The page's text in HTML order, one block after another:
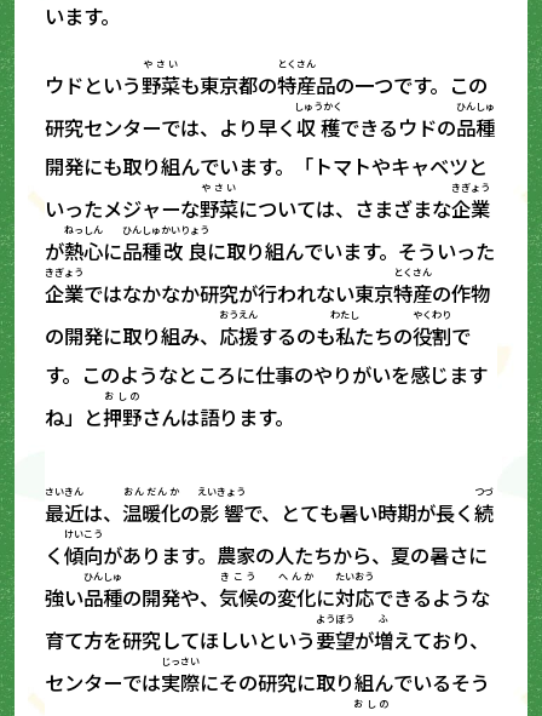
います。
ウドという野菜
やさい
も東京都の特産
とくさん
品の一つです。この
研究センターでは、より早く収穫
しゅうかく
できるウドの品種
ひんしゅ
開発にも取り組んでいます。「トマトやキャベツと
いったメジャーな野菜
やさい
については、さまざまな企業
きぎょう
が熱心
ねっしん
に品種
ひんしゅ
改良
かいりょう
に取り組んでいます。そういった
企業
きぎょう
ではなかなか研究が行われない東京特産
とくさん
の作物
の開発に取り組み、 応援
おうえん
するのも私
わたし
たちの役割
やくわり
で
す。このようなところに仕事のやりがいを感じます
ね」と押野
おしの
さんは語ります。
最近
さいきん
は、温暖化
おんだんか
の影響
えいきょう
で、とても暑い時期が長く続
つづ
く傾向
けいこう
があります。農家の人たちから、夏の暑さに
強い品種
ひんしゅ
の開発や、気候
きこう
の変化
へんか
に対応
たいおう
できるような
育て方を研究してほしいという要望
ようぼう
が増
ふ
えており、
センターでは実際
じっさい
にその研究に取り組んでいるそう
おしの